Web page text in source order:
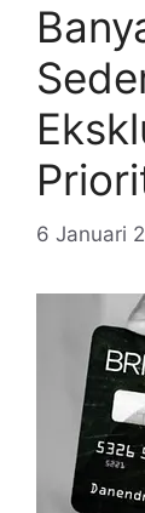
6 Januari